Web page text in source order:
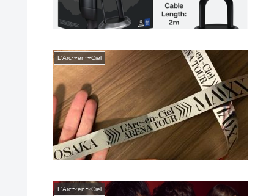
L'Arc〜en〜Ciel
L'Arc〜en〜Ciel